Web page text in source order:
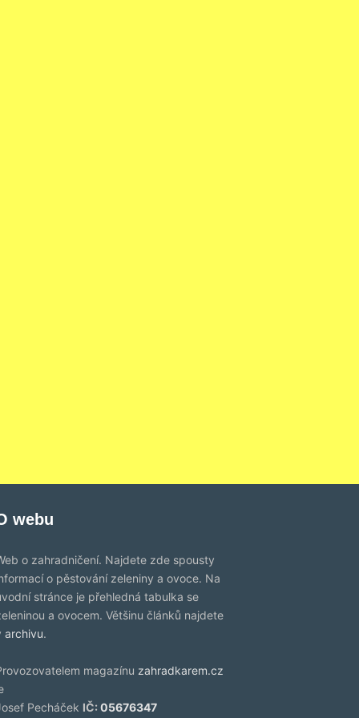
webu
o zahradničení. Najdete zde spousty
o pěstování zeleniny a ovoce. Na
stránce je přehledná tabulka se
a ovocem. Většinu článků najdete
archivu.
magazínu zahradkarem.cz
Pecháček IČ:05676347